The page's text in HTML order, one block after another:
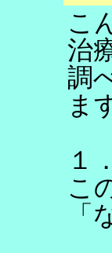
こ
治
調
ま
１
こ
「